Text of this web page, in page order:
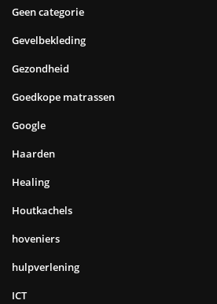
Geen categorie
Gevelbekleding
Gezondheid
Goedkope matrassen
Google
Haarden
Healing
Houtkachels
hoveniers
hulpverlening
ICT